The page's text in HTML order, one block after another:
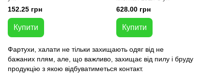
152.25 грн
Купити
628.00 грн
Купити
Фартухи, халати не тільки захищають одяг від не
бажаних плям, але, що важливо, захищає від пилу і бруду
продукцію з якою відбуватиметься контакт.